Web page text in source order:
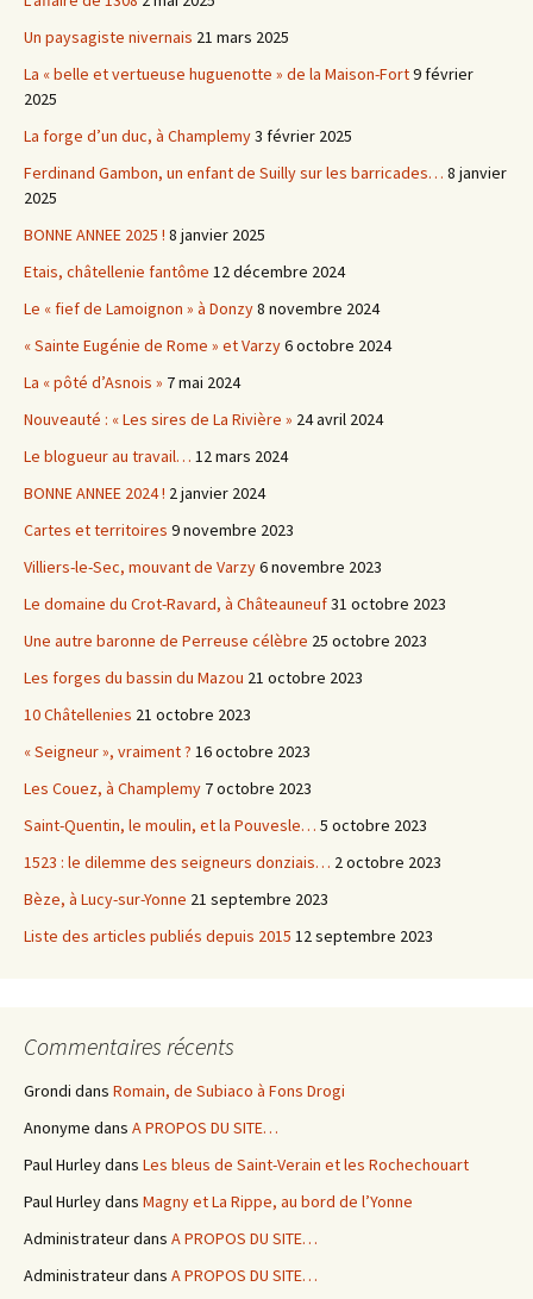
Un paysagiste nivernais 21 mars 2025
La « belle et vertueuse huguenotte » de la Maison-Fort9 février
2025
La forge d’un duc, à Champlemy3 février 2025
Ferdinand Gambon, un enfant de Suilly sur les barricades… 8 janvier
2025
BONNE ANNEE 2025 ! 8 janvier 2025
Etais, châtellenie fantôme 12 décembre 2024
Le « fief de Lamoignon » à Donzy8 novembre 2024
« Sainte Eugénie de Rome » et Varzy6 octobre 2024
La « pôté d’Asnois » 7 mai 2024
Nouveauté : « Les sires de La Rivière » 24 avril 2024
Le blogueur au travail… 12 mars 2024
BONNE ANNEE 2024 ! 2 janvier 2024
Cartes et territoires 9 novembre 2023
Villiers-le-Sec, mouvant de Varzy6 novembre 2023
Le domaine du Crot-Ravard, à Châteauneuf31 octobre 2023
Une autre baronne de Perreuse célèbre 25 octobre 2023
Les forges du bassin du Mazou 21 octobre 2023
10 Châtellenies 21 octobre 2023
« Seigneur », vraiment ? 16 octobre 2023
Les Couez, à Champlemy 7 octobre 2023
Saint-Quentin, le moulin, et la Pouvesle… 5 octobre 2023
1523 : le dilemme des seigneurs donziais… 2 octobre 2023
Bèze, à Lucy-sur-Yonne 21 septembre 2023
Liste des articles publiés depuis 2015 12 septembre 2023
Commentaires récents
Grondi dans Romain, de Subiaco à Fons Drogi
Anonyme dans A PROPOS DU SITE…
Paul Hurleydans Les bleus de Saint-Verain et les Rochechouart
Paul Hurleydans Magny et La Rippe, au bord de l’Yonne
Administrateurdans A PROPOS DU SITE…
Administrateurdans A PROPOS DU SITE…